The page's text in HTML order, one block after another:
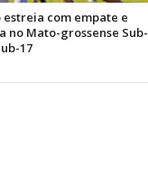
estreia com empate e
no Mato-grossense Sub-
17